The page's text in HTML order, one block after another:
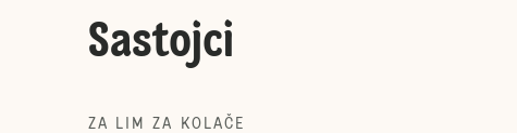
Sastojci
ZA LIM ZA KOLAČE